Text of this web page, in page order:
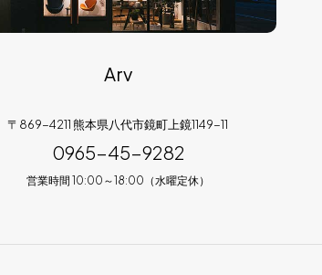
Arv
〒869-4211 熊本県八代市鏡町上鏡1149-11
0965-45-9282
営業時間 10:00～18:00（水曜定休）